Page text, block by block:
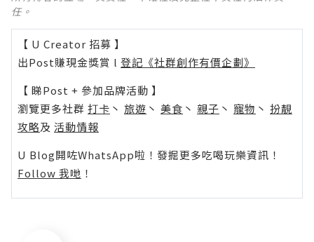
任。
【 U Creator 招募 】
出Post賺現金獎賞 l 登記《社群創作有價企劃》
【 睇Post + 參加品牌活動 】
瀏覽更多社群 打卡 丶 旅遊 丶 美食 丶 親子 丶 寵物 丶 扮靚
攻略及 活動情報
U Blog開咗WhatsApp啦！發掘更多吃喝玩樂資訊！
Follow 我哋 ！